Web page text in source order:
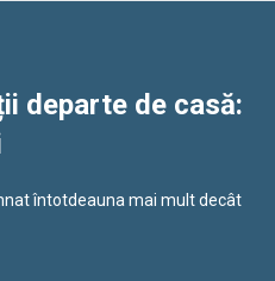
ani: ,,Nu m-am
își începe ziua cu
oameni.
departe de casă:
întotdeauna mai mult decât
antreprenoare
se află adesea luni sau ani de